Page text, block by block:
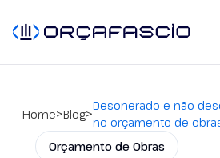
Home>Blog>Desonerado e não
no orçamento de
Orçamento de Obras